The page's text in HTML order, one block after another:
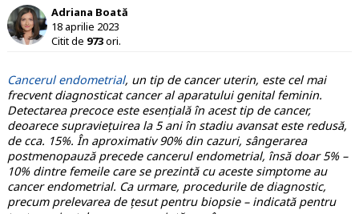
Adriana Boată
18 aprilie 2023
Citit de 973ori.
Cancerul endometrial, un tip de cancer uterin, este cel mai
frecvent diagnosticat cancer al aparatului genital feminin.
Detectarea precoce este esențială în acest tip de cancer,
deoarece supraviețuirea la 5 ani în stadiu avansat este redusă,
de cca. 15%. În aproximativ 90% din cazuri, sângerarea
postmenopauză precede cancerul endometrial, însă doar 5% –
10% dintre femeile care se prezintă cu aceste simptome au
cancer endometrial. Ca urmare, procedurile de diagnostic,
precum prelevarea de țesut pentru biopsie – indicată pentru